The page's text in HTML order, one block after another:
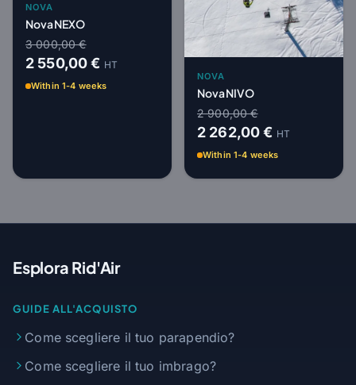
NOVA
Nova NEXO
3 000,00 €
2 550,00 € HT
Within 1-4 weeks
NOVA
Nova NIVO
2 900,00 €
2 262,00 € HT
Within 1-4 weeks
Esplora Rid'Air
GUIDE ALL'ACQUISTO
Come scegliere il tuo parapendio?
Come scegliere il tuo imbrago?